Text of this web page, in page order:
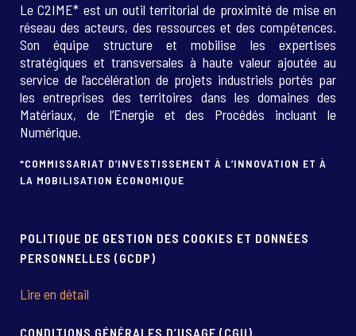
Le C2IME* est un outil territorial de proximité de mise en
réseau des acteurs, des ressources et des compétences.
Son équipe structure et mobilise les expertises
stratégiques et transversales à haute valeur ajoutée au
service de l’accélération de projets industriels portés par
les entreprises des territoires dans les domaines des
Matériaux, de l’Energie et des Procédés incluant le
Numérique.
*COMMISSARIAT D’INVESTISSEMENT À L’INNOVATION ET À
LA MOBILISATION ÉCONOMIQUE
POLITIQUE DE GESTION DES COOKIES ET DONNÉES
PERSONNELLES (GCDP)
Lire en détail
CONDITIONS GÉNÉRALES D’USAGE (CGU)